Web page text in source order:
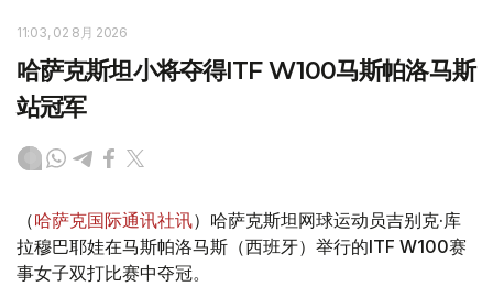
11:03, 02 8月 2026
哈萨克斯坦小将夺得ITF W100马斯帕洛马斯
站冠军
（哈萨克国际通讯社讯）哈萨克斯坦网球运动员吉别克·库
拉穆巴耶娃在马斯帕洛马斯（西班牙）举行的ITF W100赛
事女子双打比赛中夺冠。